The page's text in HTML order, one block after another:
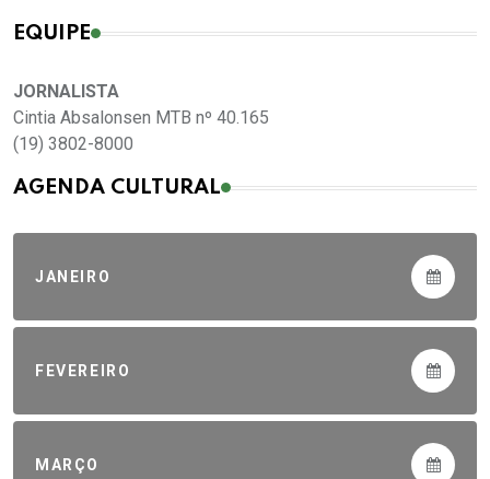
EQUIPE
JORNALISTA
Cintia Absalonsen MTB nº 40.165
(19) 3802-8000
AGENDA CULTURAL
JANEIRO
FEVEREIRO
MARÇO